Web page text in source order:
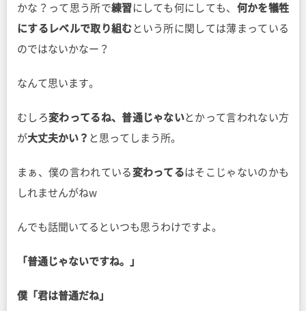
かな？って思う所で練習 にしても何にしても、 何かを犠牲
にするレベルで取り組む という所に関しては薄まっている
のではないかなー？
なんて思います。
むしろ変わってるね、普通じゃないとかって言われない方
が大丈夫かい？ と思ってしまう所。
まぁ、僕の言われている 変わってるはそこじゃないのかも
しれませんがねw
んでも話聞いてるといつも思うわけですよ。
「普通じゃないですね。」
僕「君は普通だね」